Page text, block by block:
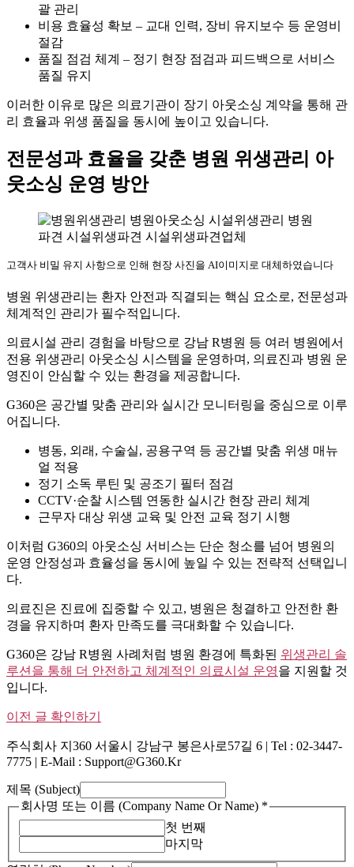
괄 관리
비용 효율성 확보 – 교대 인력, 장비 유지보수 등 운영비
절감
품질 점검 체계 – 정기 현장 점검과 피드백으로 서비스
품질 유지
이러한 이유로 많은 의료기관이 장기 아웃소싱 계약을 통해 관
리 효율과 위생 품질을 동시에 높이고 있습니다.
전문성과 효율을 갖춘 병원 위생관리 아
웃소싱 운영 방안
고객사 비밀 유지 사항으로 인해 현장 사진을 AI이미지로 대체하였습니다
병원 위생관리는 환자 안전과 직결되는 핵심 요소로, 전문성과
체계적인 관리가 필수적입니다.
의료시설 관리 경험을 바탕으로 강남 R병원 등 여러 병원에서
전용 위생관리 아웃소싱 시스템을 운영하며, 의료진과 병원 운
영진이 안심할 수 있는 환경을 제공합니다.
G360은 공간별 맞춤 관리와 실시간 모니터링을 중심으로 이루
어집니다.
병동, 외래, 수술실, 공용구역 등 공간별 맞춤 위생 매뉴
얼 적용
정기 소독 루틴 및 공조기 필터 점검
CCTV·순찰 시스템 연동한 실시간 현장 관리 체계
근무자 대상 위생 교육 및 안전 교육 정기 시행
이처럼 G360의 아웃소싱 서비스는 단순 청소를 넘어 병원의
운영 안정성과 효율성을 동시에 높일 수 있는 전략적 선택입니
다.
의료진은 진료에 집중할 수 있고, 병원은 청결하고 안전한 환
경을 유지하며 환자 만족도를 극대화할 수 있습니다.
G360은 강남 R병원 사례처럼 병원 환경에 특화된 위생관리 솔
루션을 통해 더 안전하고 체계적인 의료시설 운영을 지원할 것
입니다.
이전 글 확인하기
주식회사 지360 서울시 강남구 봉은사로57길 6 | Tel : 02-3447-
7775 | E-Mail : Support@g360.kr
제목 (Subject)
회사명 또는 이름 (Company Name Or Name) *
첫 번째
마지막